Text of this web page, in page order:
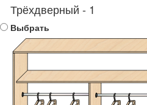
Трёхдверный - 1
Выбрать